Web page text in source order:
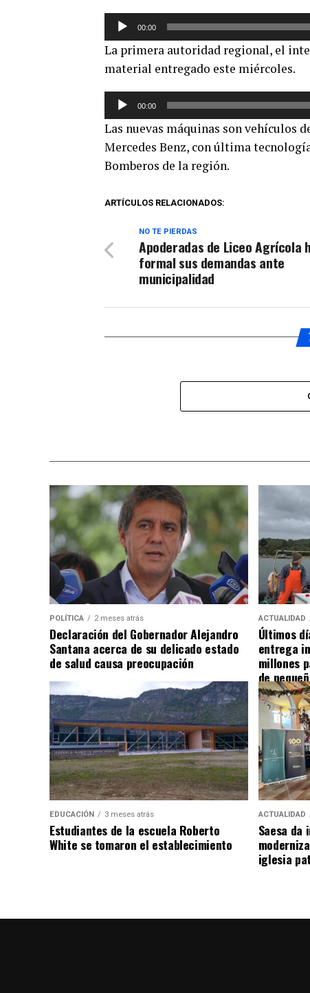
Reproductor
audio
00:00
La primera autoridad regional, el
material entregado este miércoles.
Reproductor
audio
00:00
Las nuevas máquinas son vehículos
Mercedes Benz, con última
Bomberos de la región.
ARTÍCULOS RELACIONADOS:
NO TE PIERDAS
Apoderadas de Liceo Agrícola
formal sus demandas ante
municipalidad
POLÍTICA 2 meses atrás
Declaración del Gobernador Alejandro
Santana acerca de su delicado estado
de salud causa preocupación
ACTUALIDAD
Últimos
entrega
millones
de
EDUCACIÓN 3 meses atrás
Estudiantes de la escuela Roberto
White se tomaron el establecimiento
ACTUALIDAD
Saesa
iglesia